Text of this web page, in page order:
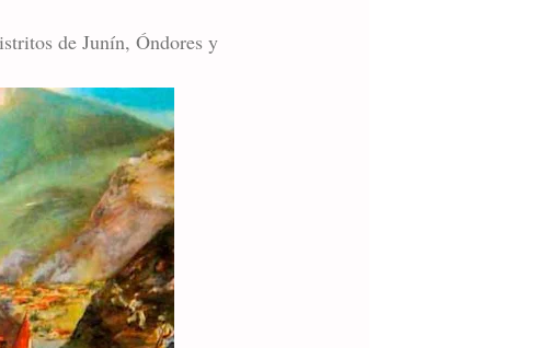
de Junín, Óndores y